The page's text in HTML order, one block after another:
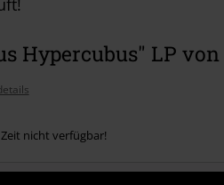
Hypercubus" LP
nicht verfügbar!